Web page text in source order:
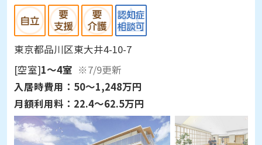
東京都品川区東大井4-10-7
[空室]1～4室 ※7/9更新
入居時費用： 50～1,248万円
月額利用料： 22.4～62.5万円